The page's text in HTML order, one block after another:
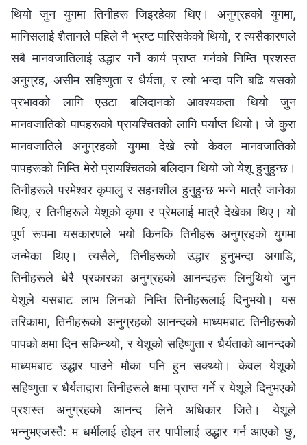
थियो जुन युगमा तिनीहरू जिइरहेका थिए। अनुग्रहको युगमा,
मानिसलाई शैतानले पहिले नै भ्रष्ट पारिसकेको थियो, र त्यसैकारणले
सबै मानवजातिलाई उद्धार गर्ने कार्य प्राप्त गर्नको निम्ति प्रशस्त
अनुग्रह, असीम सहिष्णुता र धैर्यता, र त्यो भन्दा पनि बढि यसको
प्रभावको लागि एउटा बलिदानको आवश्यकता थियो जुन
मानवजातिको पापहरूको प्रायश्चितको लागि पर्याप्त थियो। जे कुरा
मानवजातिले अनुग्रहको युगमा देखे त्यो केवल मानवजातिको
पापहरूको निम्ति मेरो प्रायश्चितको बलिदान थियो जो येशू हुनुहुन्छ।
तिनीहरूले परमेश्‍वर कृपालु र सहनशील हुनुहुन्छ भन्‍ने मात्रै जानेका
थिए, र तिनीहरूले येशूको कृपा र प्रेमलाई मात्रै देखेका थिए। यो
पूर्ण रूपमा यसकारणले भयो किनकि तिनीहरू अनुग्रहको युगमा
जन्मेका थिए। त्यसैले, तिनीहरूको उद्धार हुनुभन्दा अगाडि,
तिनीहरूले धेरै प्रकारका अनुग्रहको आनन्दहरू लिनुथियो जुन
येशूले यसबाट लाभ लिनको निम्ति तिनीहरूलाई दिनुभयो। यस
तरिकामा, तिनीहरूको अनुग्रहको आनन्दको माध्यमबाट तिनीहरूको
पापको क्षमा दिन सकिन्थ्यो, र येशूको सहिष्णुता र धैर्यताको आनन्दको
माध्यमबाट उद्धार पाउने मौका पनि हुन सक्थ्यो। केवल येशूको
सहिष्णुता र धैर्यताद्वारा तिनीहरूले क्षमा प्राप्त गर्ने र येशूले दिनुभएको
प्रशस्त अनुग्रहको आनन्द लिने अधिकार जिते। येशूले
भन्‍नुभएजस्तै: म धर्मीलाई होइन तर पापीलाई उद्धार गर्न आएको छु,